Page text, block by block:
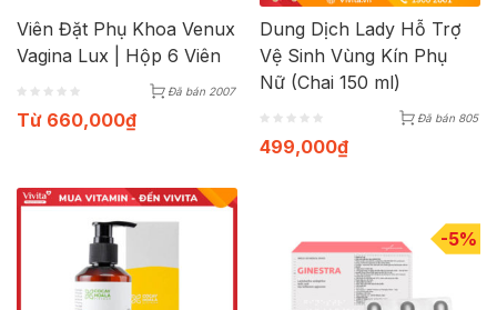
Viên Đặt Phụ Khoa Venux
Vagina Lux | Hộp 6 Viên
Đã bán 2007
Từ 660,000₫
Dung Dịch Lady Hỗ Trợ
Vệ Sinh Vùng Kín Phụ
Nữ (Chai 150 ml)
Đã bán 805
499,000₫
-5%